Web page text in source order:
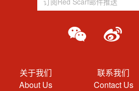
关于我们
About Us
联系我们
Contact Us